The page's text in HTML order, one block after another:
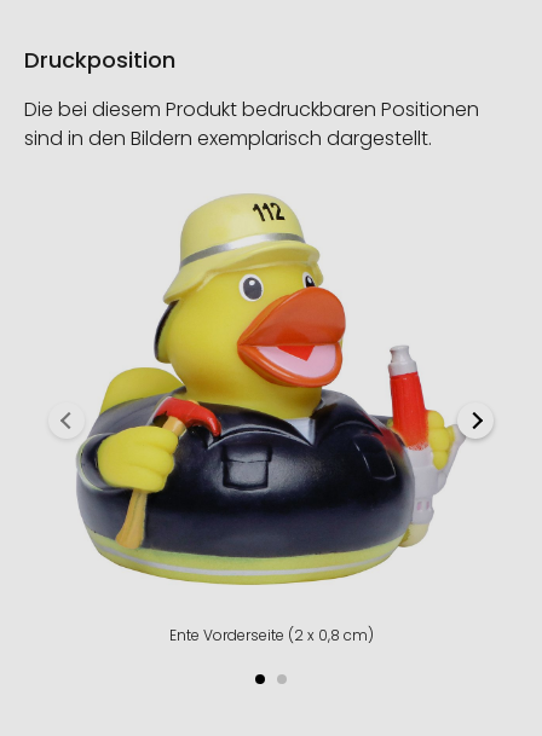
Druckposition
Die bei diesem Produkt bedruckbaren Positionen
sind in den Bildern exemplarisch dargestellt.
Ente Vorderseite (2 x 0,8 cm)